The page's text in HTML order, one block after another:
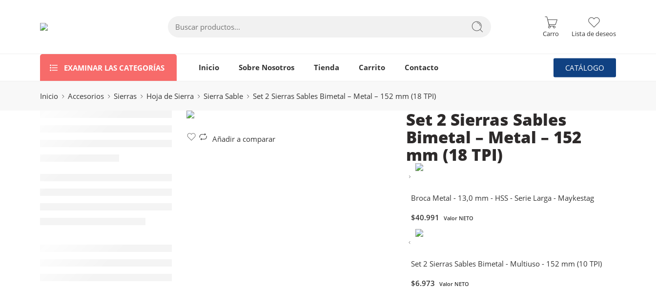
Carro Lista de deseos
EXAMINAR LAS CATEGORÍAS Inicio Sobre Nosotros Tienda Carrito Contacto CATÁLOGO
Inicio Accesorios Sierras Hoja de Sierra Sierra Sable Set 2 Sierras Sables Bimetal – Metal – 152 mm (18 TPI)
Añadir a comparar
Set 2 Sierras Sables
Bimetal – Metal – 152
mm (18 TPI)
Broca Metal - 13,0 mm - HSS - Serie Larga - Maykestag
$40.991 Valor NETO
Set 2 Sierras Sables Bimetal - Multiuso - 152 mm (10 TPI)
$6.973 Valor NETO